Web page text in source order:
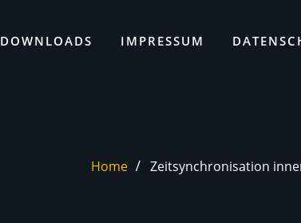
DOWNLOADS IMPRESSUM
Home Zeitsynchronisation